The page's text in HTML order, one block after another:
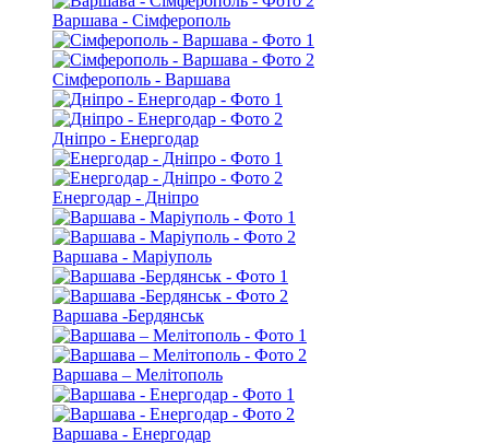
Варшава - Сімферополь
Сімферополь - Варшава
Дніпро - Енергодар
Енергодар - Дніпро
Варшава - Маріуполь
Варшава -Бердянськ
Варшава – Мелітополь
Варшава - Енергодар